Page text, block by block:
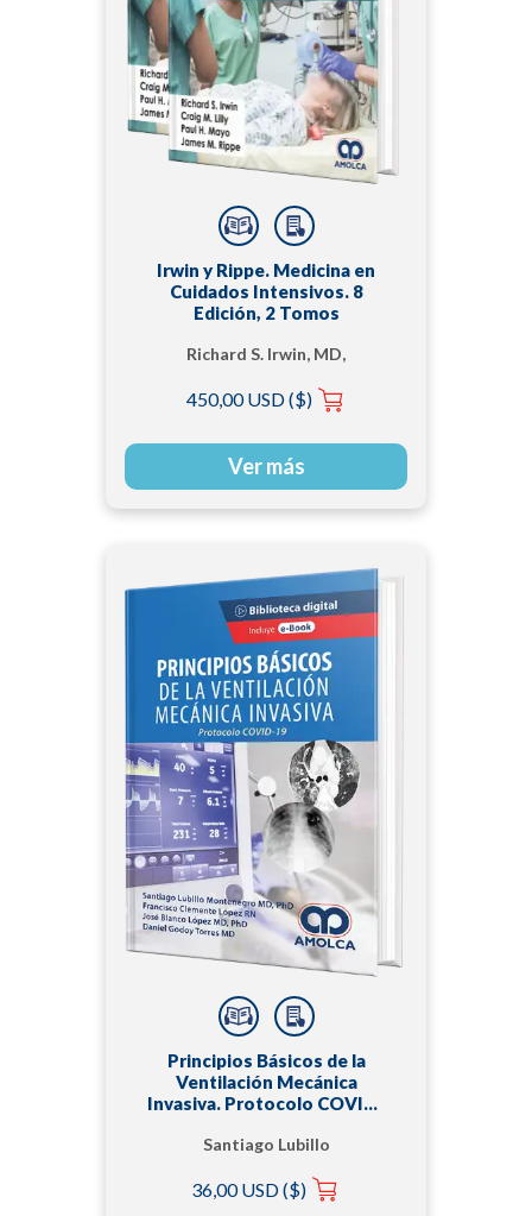
Irwin y Rippe. Medicina en
Cuidados Intensivos. 8
Edición, 2 Tomos
Richard S. Irwin, MD,
450,00 USD ($)
Ver más
Principios Básicos de la
Ventilación Mecánica
Invasiva. Protocolo COVID-
Santiago Lubillo
36,00 USD ($)